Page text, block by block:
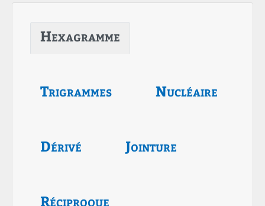
Hexagramme
Trigrammes Nucléaire
Dérivé Jointure
Réciproque